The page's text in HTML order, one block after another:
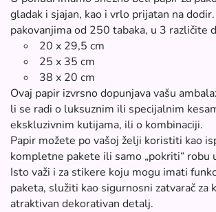
gladak i sjajan, kao i vrlo prijatan na
pakovanjima od 250 tabaka, u 3 različite
20 x 29,5 cm
25 x 35 cm
38 x 20 cm
Ovaj papir izvrsno dopunjava vašu
li se radi o luksuznim ili specijalnim
ekskluzivnim kutijama, ili o kombinaciji.
Papir možete po vašoj želji koristiti kao
kompletne pakete ili samo „pokriti“ robu
Isto važi i za stikere koju mogu imati
paketa, služiti kao sigurnosni zatvarač za
atraktivan dekorativan detalj.